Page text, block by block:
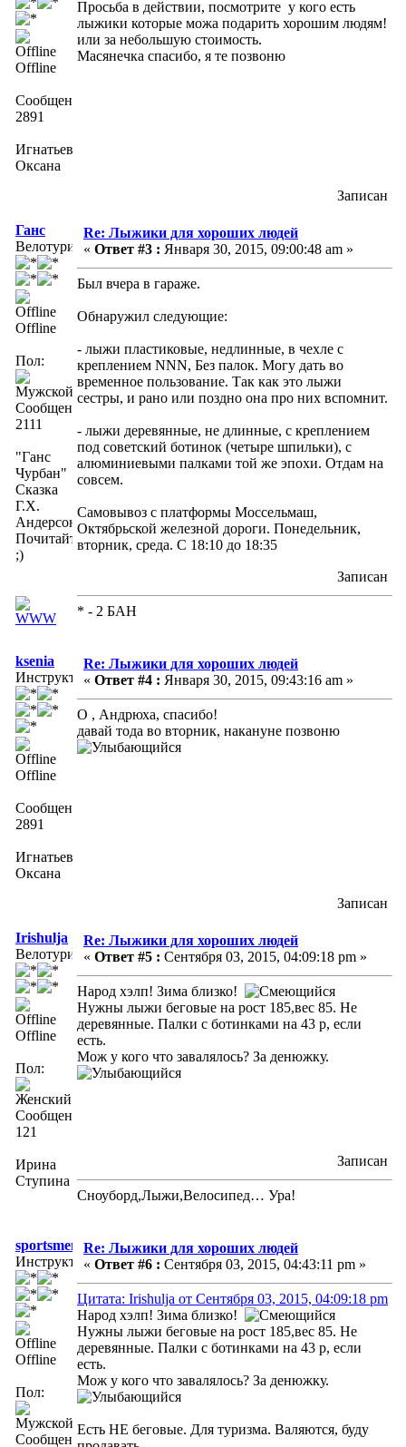
Offline
Сообщений:
2891
Игнатьева
Оксана
Просьба в действии, посмотрите у кого есть
лыжики которые можа подарить хорошим людям!
или за небольшую стоимость.
Масянечка спасибо, я те позвоню
Записан
Ганс
Велотурист
Offline
Пол:
Сообщений:
2111
"Ганс
Чурбан"
Сказка
Г.Х.
Андерсона.
Почитайте
;)
Re: Лыжики для хороших людей
« Ответ #3 : Января 30, 2015, 09:00:48 am »
Был вчера в гараже.
Обнаружил следующие:
- лыжи пластиковые, недлинные, в чехле с
креплением NNN, Без палок. Могу дать во
временное пользование. Так как это лыжи
сестры, и рано или поздно она про них вспомнит.
- лыжи деревянные, не длинные, с креплением
под советский ботинок (четыре шпильки), с
алюминиевыми палками той же эпохи. Отдам на
совсем.
Самовывоз с платформы Моссельмаш,
Октябрьской железной дороги. Понедельник,
вторник, среда. С 18:10 до 18:35
Записан
* - 2 БАН
ksenia
Инструктор
Offline
Сообщений:
2891
Игнатьева
Оксана
Re: Лыжики для хороших людей
« Ответ #4 : Января 30, 2015, 09:43:16 am »
О , Андрюха, спасибо!
давай тода во вторник, накануне позвоню
Записан
Irishulja
Велотурист
Offline
Пол:
Сообщений:
121
Ирина
Ступина
Re: Лыжики для хороших людей
« Ответ #5 : Сентября 03, 2015, 04:09:18 pm »
Народ хэлп! Зима близко!
Нужны лыжи беговые на рост 185,вес 85. Не
деревянные. Палки с ботинками на 43 р, если
есть.
Мож у кого что завалялось? За денюжку.
Записан
Сноуборд,Лыжи,Велосипед… Ура!
sportsmen
Инструктор
Offline
Пол:
Сообщений:
Re: Лыжики для хороших людей
« Ответ #6 : Сентября 03, 2015, 04:43:11 pm »
Цитата: Irishulja от Сентября 03, 2015, 04:09:18 pm
Народ хэлп! Зима близко!
Нужны лыжи беговые на рост 185,вес 85. Не
деревянные. Палки с ботинками на 43 р, если
есть.
Мож у кого что завалялось? За денюжку.
Есть НЕ беговые. Для туризма. Валяются, буду